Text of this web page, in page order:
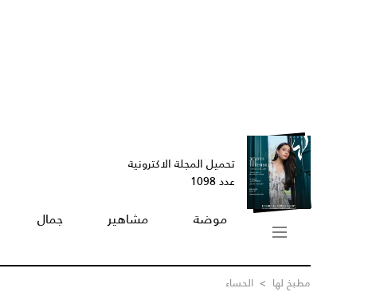
تحميل المجلة الاكترونية
عدد 1098
موضة مشاهير جمال
مطبخ لها > الحساء